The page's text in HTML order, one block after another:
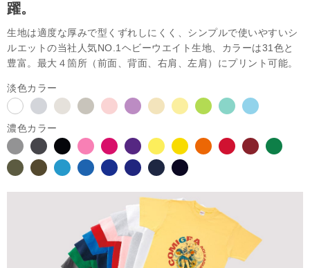
躍。
生地は適度な厚みで型くずれしにくく、シンプルで使いやすいシ
ルエットの当社人気NO.1ヘビーウエイト生地、カラーは31色と
豊富。最大４箇所（前面、背面、右肩、左肩）にプリント可能。
淡色カラー
濃色カラー